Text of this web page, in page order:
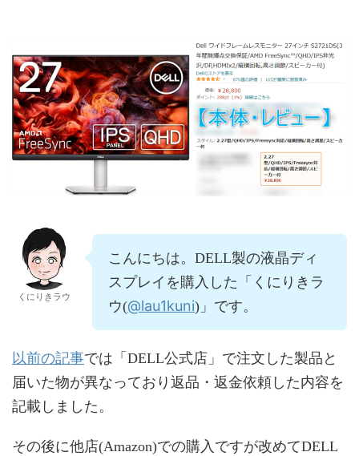
くにりきラウ
こんにちは。DELL製の液晶ディ
スプレイを購入した「くにりきラ
ウ(@lau1kuni)」です。
以前の記事では「DELL公式店」で注文した製品と
届いた物が異なっており返品・返金依頼した内容を
記載しました。
その後に他店(Amazon)での購入ですが改めてDELL